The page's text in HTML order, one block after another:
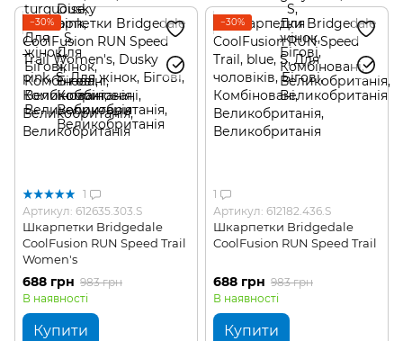
−30%
1
Артикул: 612635.303.S
Шкарпетки Bridgedale
CoolFusion RUN Speed Trail
Women's
688 грн 983 грн
В наявності
Купити
−30%
1
Артикул: 612182.436.S
Шкарпетки Bridgedale
CoolFusion RUN Speed Trail
688 грн 983 грн
В наявності
Купити